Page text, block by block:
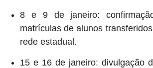
8 e 9 de janeiro:
matrículas de alunos
rede estadual.
15 e 16 de janeiro: divulgação